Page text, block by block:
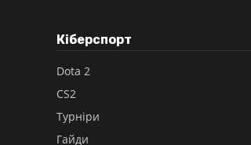
Кіберспорт
Dota 2
CS2
Турніри
Гайди